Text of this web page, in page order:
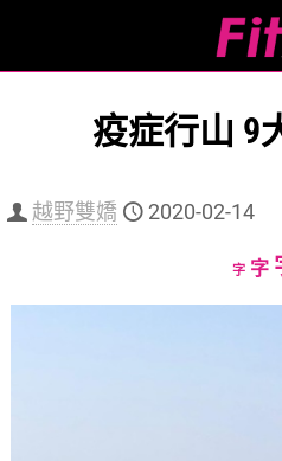
疫症行山 9
越野雙嬌 2020-02-14
字 字